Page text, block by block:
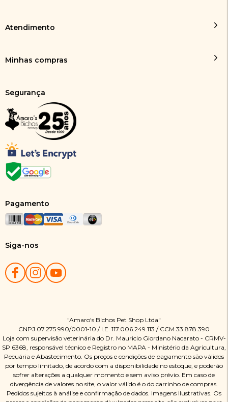
Atendimento
Minhas compras
Segurança
Pagamento
Siga-nos
"Amaro's Bichos Pet Shop Ltda"
CNPJ 07.275.990/0001-10 / I.E. 117.006.249.113 / CCM 33.878.390
Loja com supervisão veterinária do Dr. Mauricio Giordano Nacarato - CRMV-
SP 6368, responsável técnico e Registro no MAPA - Ministério da Agricultura,
Pecuária e Abastecimento. Os preços e condições de pagamento são válidos
por tempo limitado, de acordo com a disponibilidade no estoque, e poderão
sofrer alterações a qualquer momento e sem aviso prévio. Em caso de
divergência de valores no site, o valor válido é o do carrinho de compras.
Pedidos sujeitos à análise e confirmação de dados. Imagens Ilustrativas. Os